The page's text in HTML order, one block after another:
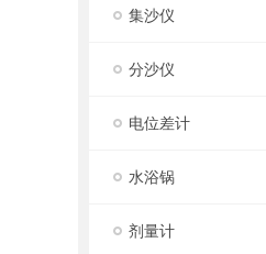
集沙仪
分沙仪
电位差计
水浴锅
剂量计